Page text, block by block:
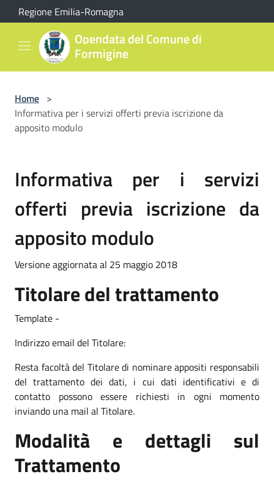
Salta al contenuto principale
Regione Emilia-Romagna
Opendata del Comune di
Formigine
Home >
Informativa per i servizi offerti previa iscrizione da
apposito modulo
Informativa per i servizi
offerti previa iscrizione da
apposito modulo
Versione aggiornata al 25 maggio 2018
Titolare del trattamento
Template -
Indirizzo email del Titolare:
Resta facoltà del Titolare di nominare appositi responsabili
del trattamento dei dati, i cui dati identificativi e di
contatto possono essere richiesti in ogni momento
inviando una mail al Titolare.
Modalità e dettagli sul
Trattamento